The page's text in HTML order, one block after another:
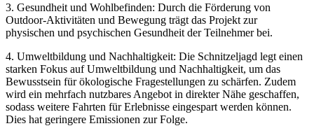
3. Gesundheit und Wohlbefinden: Durch die Förderung von
Outdoor-Aktivitäten und Bewegung trägt das Projekt zur
physischen und psychischen Gesundheit der Teilnehmer bei.
4. Umweltbildung und Nachhaltigkeit: Die Schnitzeljagd legt einen
starken Fokus auf Umweltbildung und Nachhaltigkeit, um das
Bewusstsein für ökologische Fragestellungen zu schärfen. Zudem
wird ein mehrfach nutzbares Angebot in direkter Nähe geschaffen,
sodass weitere Fahrten für Erlebnisse eingespart werden können.
Dies hat geringere Emissionen zur Folge.